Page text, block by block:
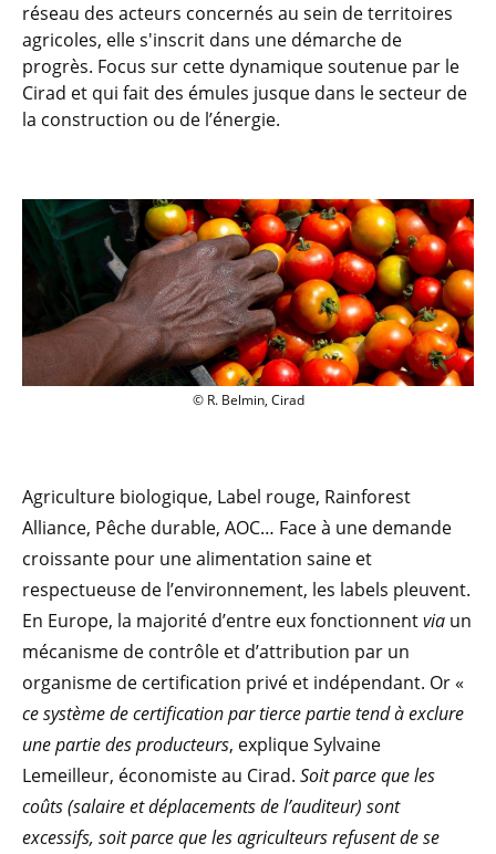
réseau des acteurs concernés au sein de territoires
agricoles, elle s'inscrit dans une démarche de
progrès. Focus sur cette dynamique soutenue par le
Cirad et qui fait des émules jusque dans le secteur de
la construction ou de l’énergie.
© R. Belmin, Cirad
© R. Belmin, Cirad
Agriculture biologique, Label rouge, Rainforest
Alliance, Pêche durable, AOC… Face à une demande
croissante pour une alimentation saine et
respectueuse de l’environnement, les labels pleuvent.
En Europe, la majorité d’entre eux fonctionnentvia un
mécanisme de contrôle et d’attribution par un
organisme de certification privé et indépendant. Or «
ce système de certification par tierce partie tend à exclure
une partie des producteurs, explique Sylvaine
Lemeilleur, économiste au Cirad. Soit parce que les
coûts (salaire et déplacements de l’auditeur) sont
excessifs, soit parce que les agriculteurs refusent de se